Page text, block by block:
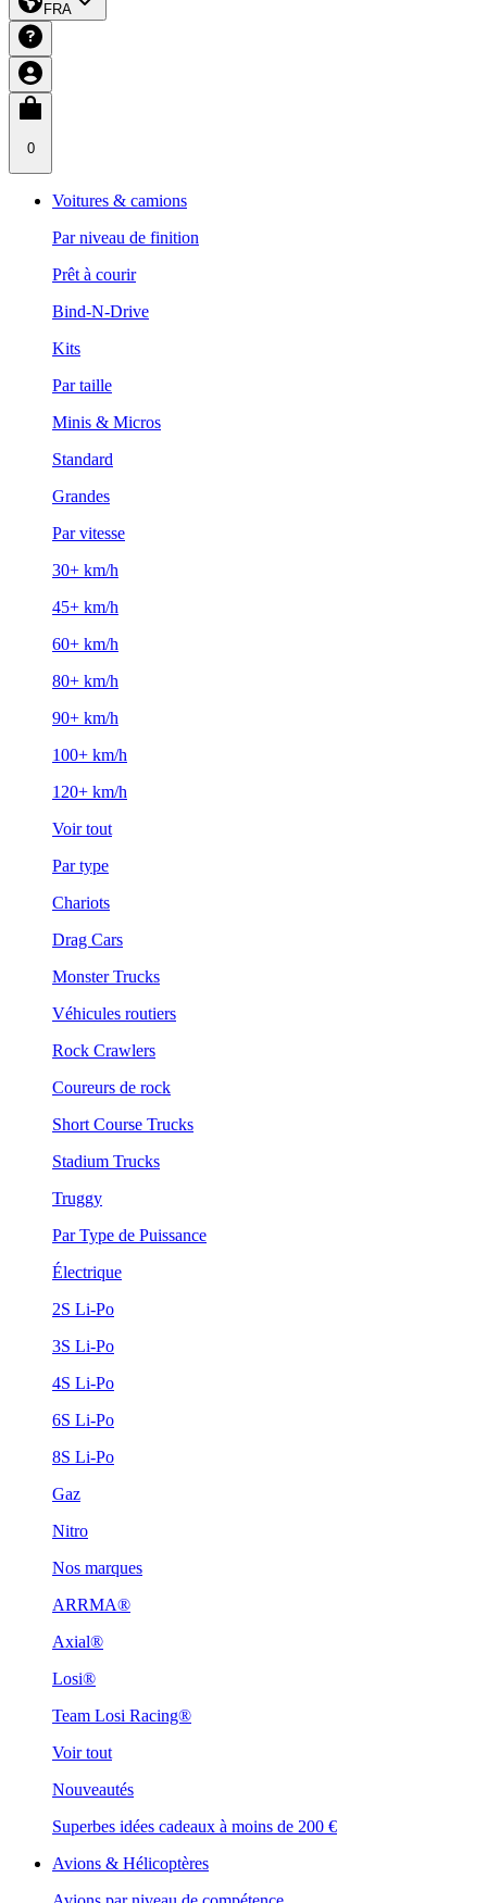
FRA
0
Voitures & camions
Par niveau de finition
Prêt à courir
Bind-N-Drive
Kits
Par taille
Minis & Micros
Standard
Grandes
Par vitesse
30+ km/h
45+ km/h
60+ km/h
80+ km/h
90+ km/h
100+ km/h
120+ km/h
Voir tout
Par type
Chariots
Drag Cars
Monster Trucks
Véhicules routiers
Rock Crawlers
Coureurs de rock
Short Course Trucks
Stadium Trucks
Truggy
Par Type de Puissance
Électrique
2S Li-Po
3S Li-Po
4S Li-Po
6S Li-Po
8S Li-Po
Gaz
Nitro
Nos marques
ARRMA®
Axial®
Losi®
Team Losi Racing®
Voir tout
Nouveautés
Superbes idées cadeaux à moins de 200 €
Avions & Hélicoptères